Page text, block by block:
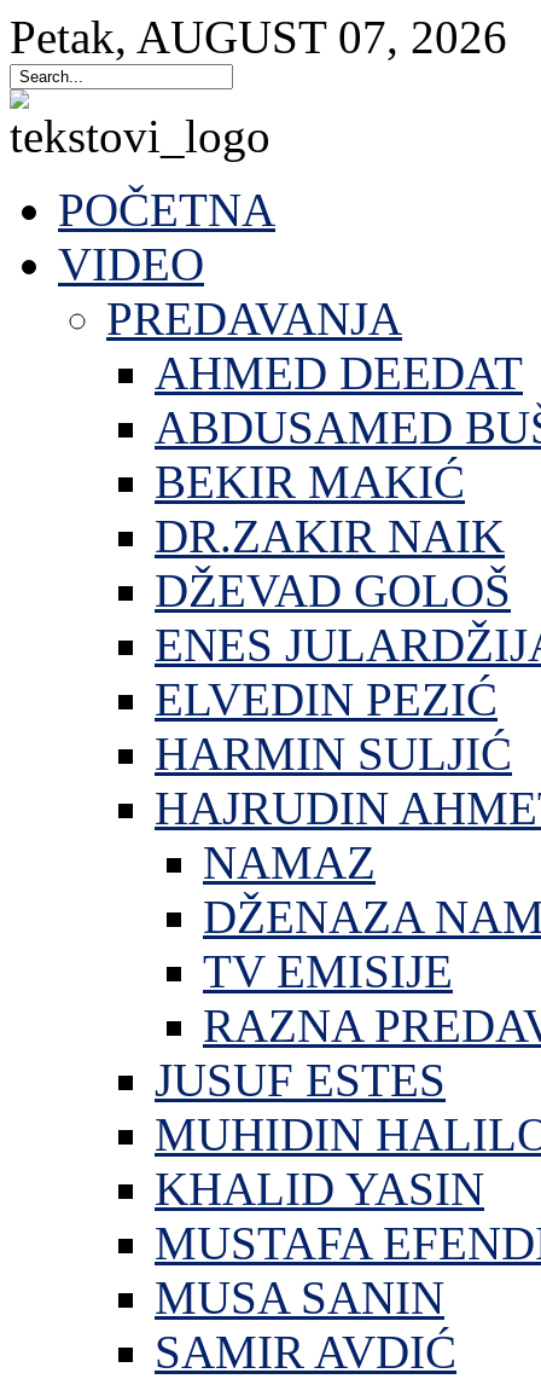
Petak, AUGUST 07, 2026
POČETNA
VIDEO
PREDAVANJA
AHMED DEEDAT
ABDUSAMED
BEKIR MAKIĆ
DR.ZAKIR NAIK
DŽEVAD GOLOŠ
ENES
ELVEDIN PEZIĆ
HARMIN SULJIĆ
HAJRUDIN
NAMAZ
DŽENAZA
TV EMISIJE
RAZNA
JUSUF ESTES
MUHIDIN
KHALID YASIN
MUSTAFA
MUSA SANIN
SAMIR AVDIĆ